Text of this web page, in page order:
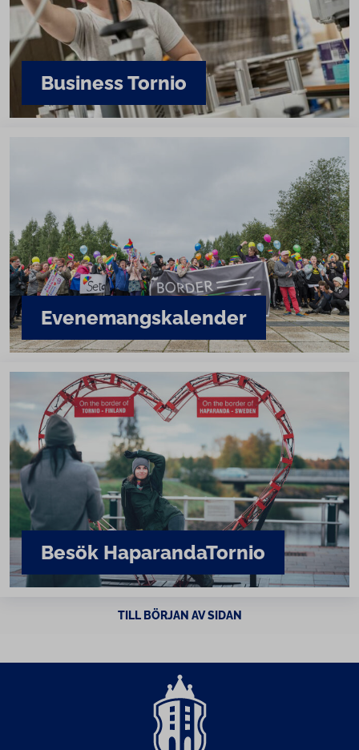
Business Tornio
Eve­ne­mangska­len­der
Besök Ha­pa­ran­da­Tor­nio
TILL BÖRJAN AV SIDAN